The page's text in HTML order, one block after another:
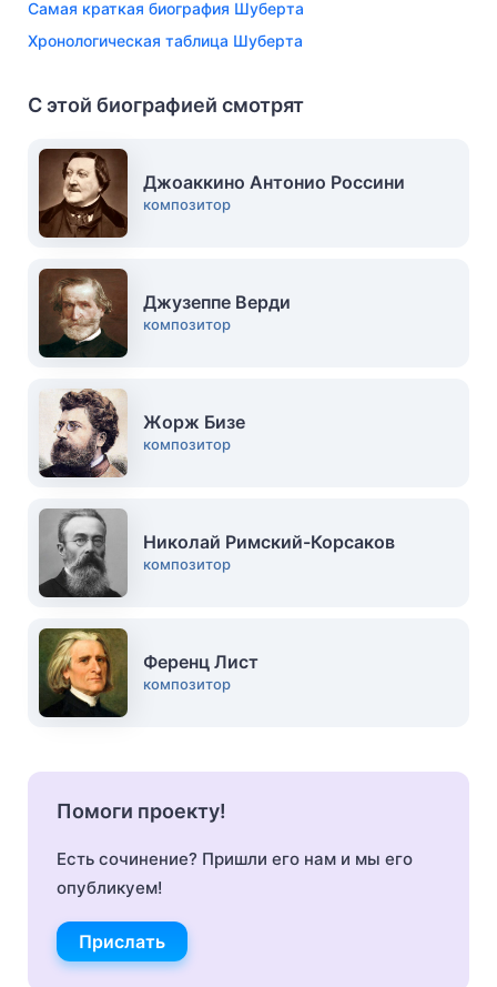
Самая краткая биография Шуберта
Хронологическая таблица Шуберта
С этой биографией смотрят
Джоаккино Антонио Россини
композитор
Джузеппе Верди
композитор
Жорж Бизе
композитор
Николай Римский-Корсаков
композитор
Ференц Лист
композитор
Помоги проекту!
Есть сочинение? Пришли его нам и мы его
опубликуем!
Прислать